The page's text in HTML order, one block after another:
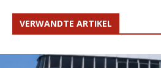
VERWANDTE ARTIKEL